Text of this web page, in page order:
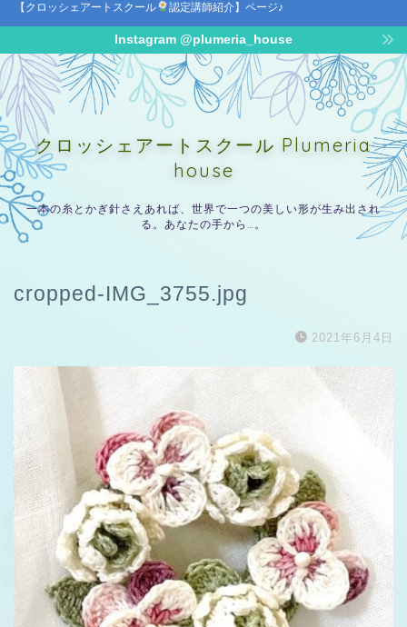
【クロッシェアートスクール 認定講師紹介】ページ♪
Instagram @plumeria_house
クロッシェアートスクール Plumeria
house
一本の糸とかぎ針さえあれば、世界で一つの美しい形が生み出され
る。あなたの手から…。
cropped-IMG_3755.jpg
2021年6月4日